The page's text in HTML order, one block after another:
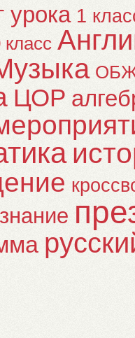
урока 1
класс
ЦОР